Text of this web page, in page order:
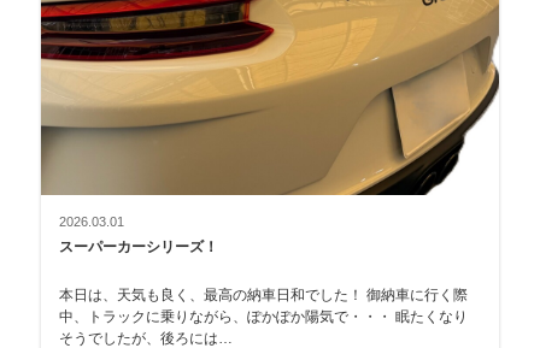
2026.03.01
スーパーカーシリーズ！
本日は、天気も良く、最高の納車日和でした！ 御納車に行く際
中、トラックに乗りながら、ぽかぽか陽気で・・・ 眠たくなり
そうでしたが、後ろには…